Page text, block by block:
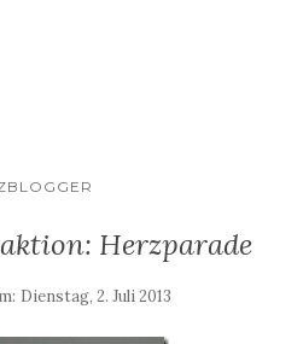
Herzparade
Dienstag, 2. Juli 2013